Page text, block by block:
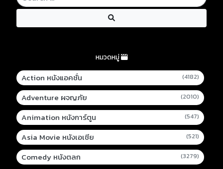
หมวดหมู่
Action หนังแอคชั่น (4182)
Adventure ผจญภัย (2010)
Animation หนังการ์ตูน (547)
Asia Movie หนังเอเชีย (521)
Comedy หนังตลก (3279)